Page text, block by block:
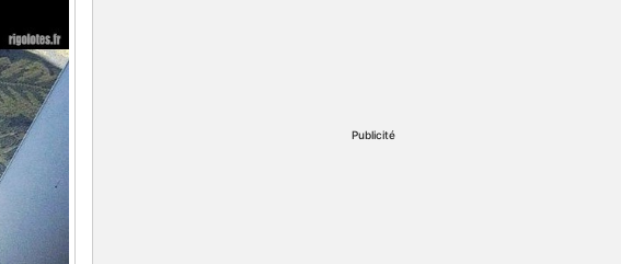
Publicité